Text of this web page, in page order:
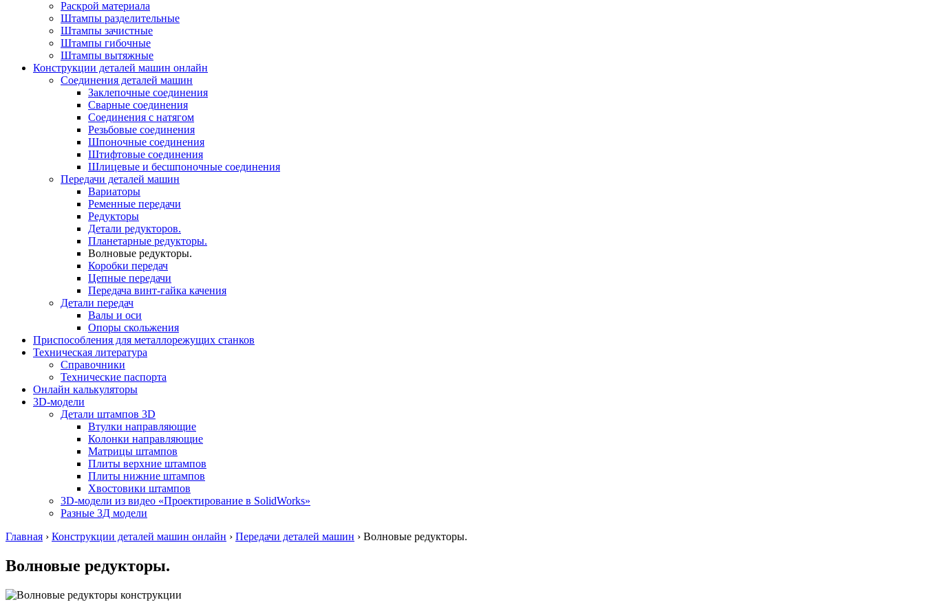
Раскрой материала
Штампы разделительные
Штампы зачистные
Штампы гибочные
Штампы вытяжные
Конструкции деталей машин онлайн
Соединения деталей машин
Заклепочные соединения
Сварные соединения
Соединения с натягом
Резьбовые соединения
Шпоночные соединения
Штифтовые соединения
Шлицевые и бесшпоночные соединения
Передачи деталей машин
Вариаторы
Ременные передачи
Редукторы
Детали редукторов.
Планетарные редукторы.
Волновые редукторы.
Коробки передач
Цепные передачи
Передача винт-гайка качения
Детали передач
Валы и оси
Опоры скольжения
Приспособления для металлорежущих станков
Техническая литература
Справочники
Технические паспорта
Онлайн калькуляторы
3D-модели
Детали штампов 3D
Втулки направляющие
Колонки направляющие
Матрицы штампов
Плиты верхние штампов
Плиты нижние штампов
Хвостовики штампов
3D-модели из видео «Проектирование в SolidWorks»
Разные 3Д модели
Главная › Конструкции деталей машин онлайн › Передачи деталей машин › Волновые редукторы.
Волновые редукторы.